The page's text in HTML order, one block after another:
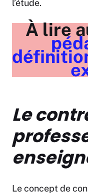
l’étude.
À lire
Le
Le concept de